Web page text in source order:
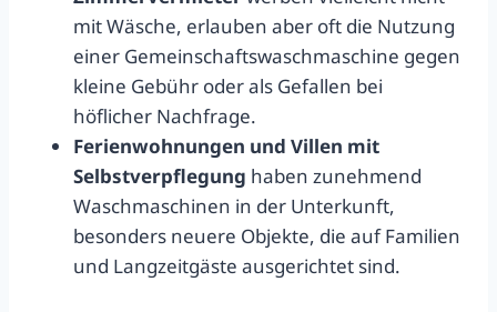
mit Wäsche, erlauben aber oft die Nutzung
einer Gemeinschaftswaschmaschine gegen
kleine Gebühr oder als Gefallen bei
höflicher Nachfrage.
Ferienwohnungen und Villen mit
Selbstverpflegung haben zunehmend
Waschmaschinen in der Unterkunft,
besonders neuere Objekte, die auf Familien
und Langzeitgäste ausgerichtet sind.